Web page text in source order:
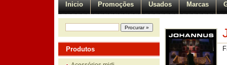
Inicio Promoções Usados Marcas
Produtos